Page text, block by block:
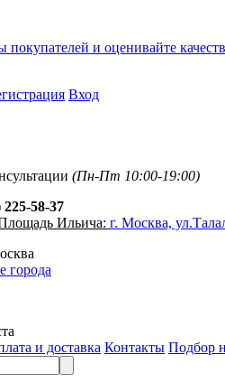
Вход
(Пн-Пт 10:00-19:00)
225-58-37
Ильича: г. Москва,
города
и доставка Контакты Подбор